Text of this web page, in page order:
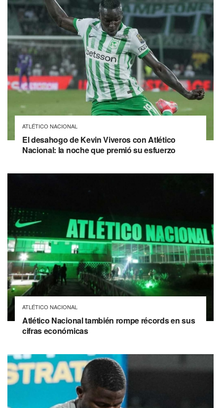
ATLÉTICO NACIONAL
El desahogo de Kevin Viveros con Atlético
Nacional: la noche que premió su esfuerzo
ATLÉTICO NACIONAL
Atlético Nacional también rompe récords en sus
cifras económicas